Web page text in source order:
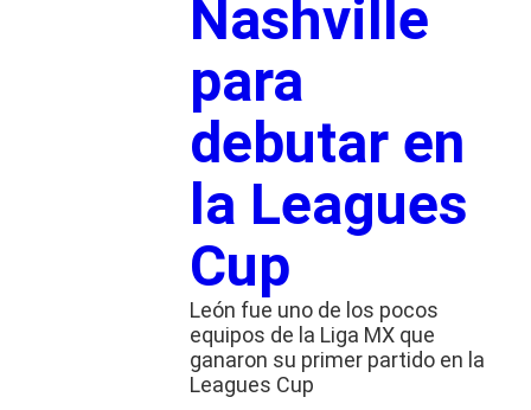
Nashville
para
debutar en
la Leagues
Cup
León fue uno de los pocos
equipos de la Liga MX que
ganaron su primer partido en la
Leagues Cup